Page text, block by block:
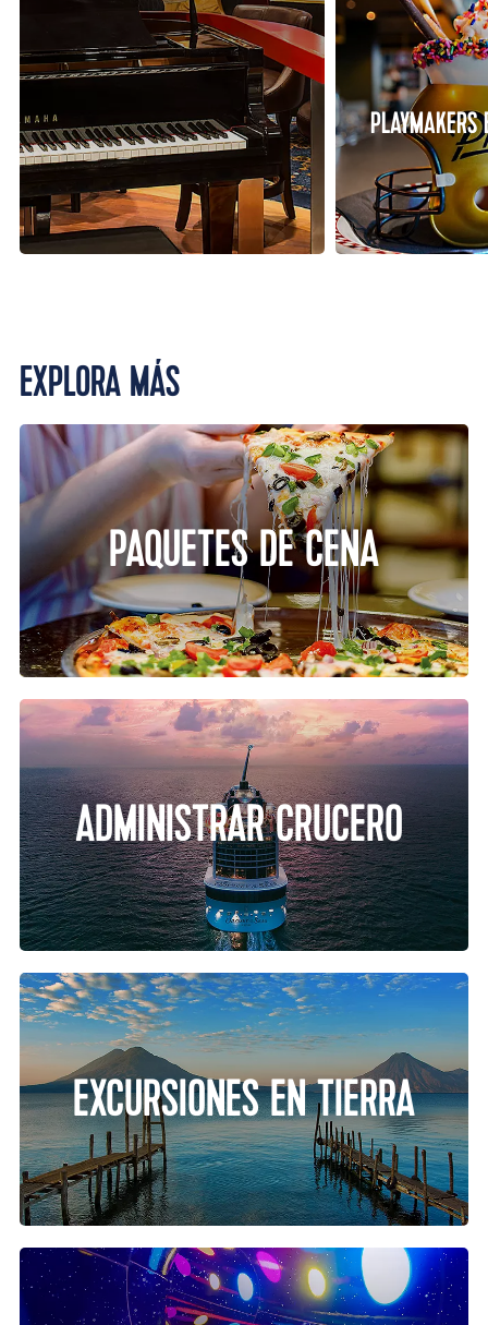
EXPLORA MÁS
PAQUETES DE CENA
ADMINISTRAR CRUCERO
EXCURSIONES EN TIERRA